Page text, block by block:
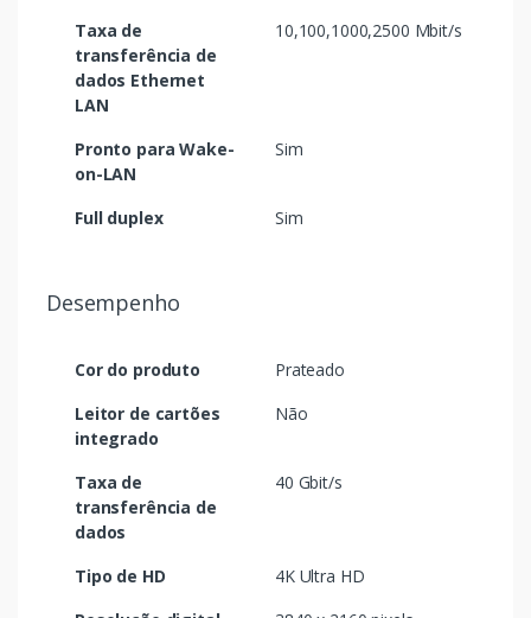
Taxa de
transferência de
dados Ethernet
LAN
10,100,1000,2500 Mbit/s
Pronto para Wake-
on-LAN
Sim
Full duplex Sim
Desempenho
Cor do produto
Prateado
Leitor de cartões
integrado
Não
Taxa de
transferência de
dados
40 Gbit/s
Tipo de HD
4K Ultra HD